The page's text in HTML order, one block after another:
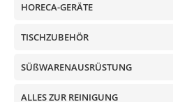
HORECA-GERÄTE
TISCHZUBEHÖR
SÜßWARENAUSRÜSTUNG
ALLES ZUR REINIGUNG